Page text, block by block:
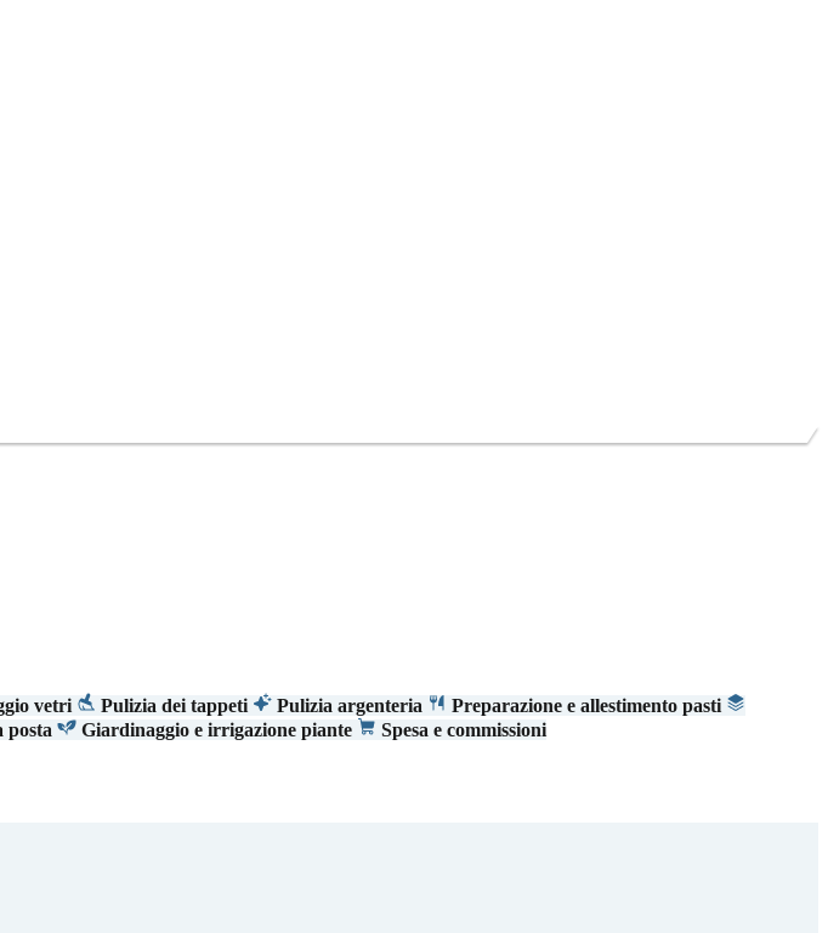
vetri Pulizia dei tappeti Pulizia argenteria
Preparazione e allestimento pasti
posta Giardinaggio e irrigazione piante Spesa e commissioni